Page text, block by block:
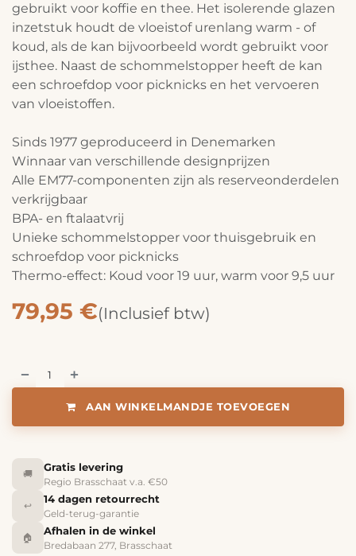
gebruikt voor koffie en thee. Het isolerende glazen
inzetstuk houdt de vloeistof urenlang warm - of
koud, als de kan bijvoorbeeld wordt gebruikt voor
ijsthee. Naast de schommelstopper heeft de kan
een schroefdop voor picknicks en het vervoeren
van vloeistoffen.
Sinds 1977 geproduceerd in Denemarken
Winnaar van verschillende designprijzen
Alle EM77-componenten zijn als reserveonderdelen
verkrijgbaar
BPA- en ftalaatvrij
Unieke schommelstopper voor thuisgebruik en
schroefdop voor picknicks
Thermo-effect: Koud voor 19 uur, warm voor 9,5 uur
79,95 €(Inclusief btw)
AAN WINKELMANDJE TOEVOEGEN
🚚
Gratis levering
Regio Brasschaat v.a. €50
↩️
14 dagen retourrecht
Geld-terug-garantie
🏠
Afhalen in de winkel
Bredabaan 277, Brasschaat